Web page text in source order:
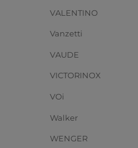
VALENTINO
Vanzetti
VAUDE
VICTORINOX
VOi
Walker
WENGER